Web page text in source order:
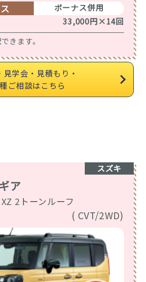
ボーナス併用
33,000円×14回
きます。
見学会・見積もり・
ご相談はこちら
スズキ
ア
2トーンルーフ
( CVT/2WD)